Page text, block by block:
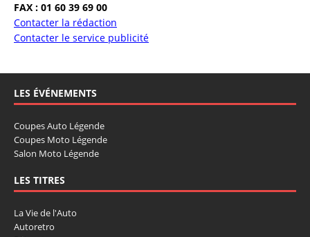
FAX : 01 60 39 69 00
Contacter la rédaction
Contacter le service publicité
LES ÉVÉNEMENTS
Coupes Auto Légende
Coupes Moto Légende
Salon Moto Légende
LES TITRES
La Vie de l'Auto
Autoretro